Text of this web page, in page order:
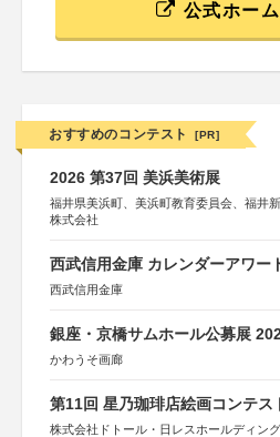
公式ホー
おすすめのコンテスト [PR]
2026 第37回 美浜美術展
福井県美浜町、美浜町教育委員会、福井
株式会社
西武信用金庫 カレンダーアワー
西武信用金庫
銀座・京橋サムホール公募展
かわうそ画廊
第11回 星乃珈琲店絵画コンテス
株式会社ドトール・日レスホールディン